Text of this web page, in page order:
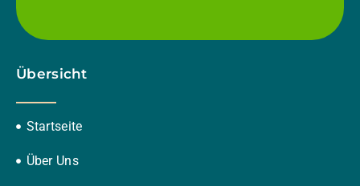
Übersicht
Startseite
Über Uns